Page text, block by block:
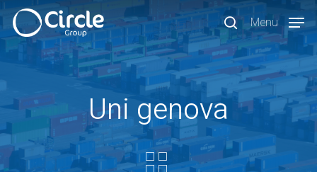
Skip
main
search
Menu
Uni genova